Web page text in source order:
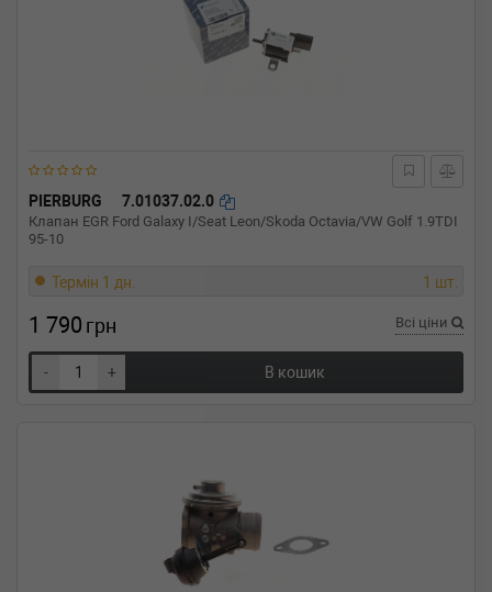
PIERBURG 7.01037.02.0
Клапан EGR Ford Galaxy I/Seat Leon/Skoda Octavia/VW Golf 1.9TDI
95-10
Термін 1 дн. 1 шт.
1 790 грн Всі ціни
- + В кошик